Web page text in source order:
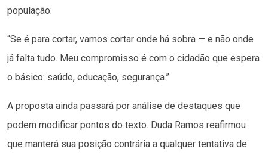
população:
“Se é para cortar, vamos cortar onde há sobra — e não onde
já falta tudo. Meu compromisso é com o cidadão que espera
o básico: saúde, educação, segurança.”
A proposta ainda passará por análise de destaques que
podem modificar pontos do texto. Duda Ramos reafirmou
que manterá sua posição contrária a qualquer tentativa de